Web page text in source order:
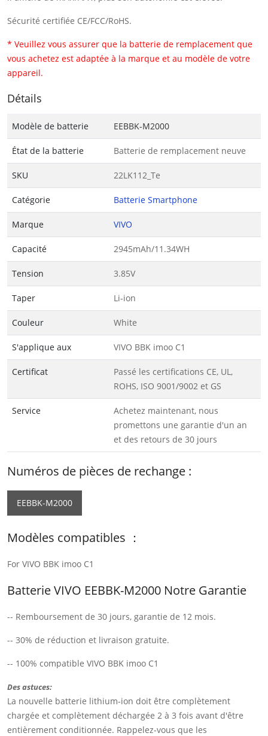
Sécurité certifiée CE/FCC/RoHS.
* Veuillez vous assurer que la batterie de remplacement que
vous achetez est adaptée à la marque et au modèle de votre
appareil.
Détails
Modèle de batterie EEBBK-M2000
État de la batterie Batterie de remplacement neuve
SKU 22LK112_Te
Catégorie Batterie Smartphone
Marque VIVO
Capacité 2945mAh/11.34WH
Tension 3.85V
Taper Li-ion
Couleur White
S'applique aux VIVO BBK imoo C1
Certificat
Passé les certifications CE, UL,
ROHS, ISO 9001/9002 et GS
Service
Achetez maintenant, nous
promettons une garantie d'un an
et des retours de 30 jours
Numéros de pièces de rechange :
EEBBK-M2000
Modèles compatibles ：
For VIVO BBK imoo C1
Batterie VIVO EEBBK-M2000 Notre Garantie
-- Remboursement de 30 jours, garantie de 12 mois.
-- 30% de réduction et livraison gratuite.
-- 100% compatible VIVO BBK imoo C1
Des astuces:
La nouvelle batterie lithium-ion doit être complètement
chargée et complètement déchargée 2 à 3 fois avant d'être
entièrement conditionnée. Rappelez-vous que les